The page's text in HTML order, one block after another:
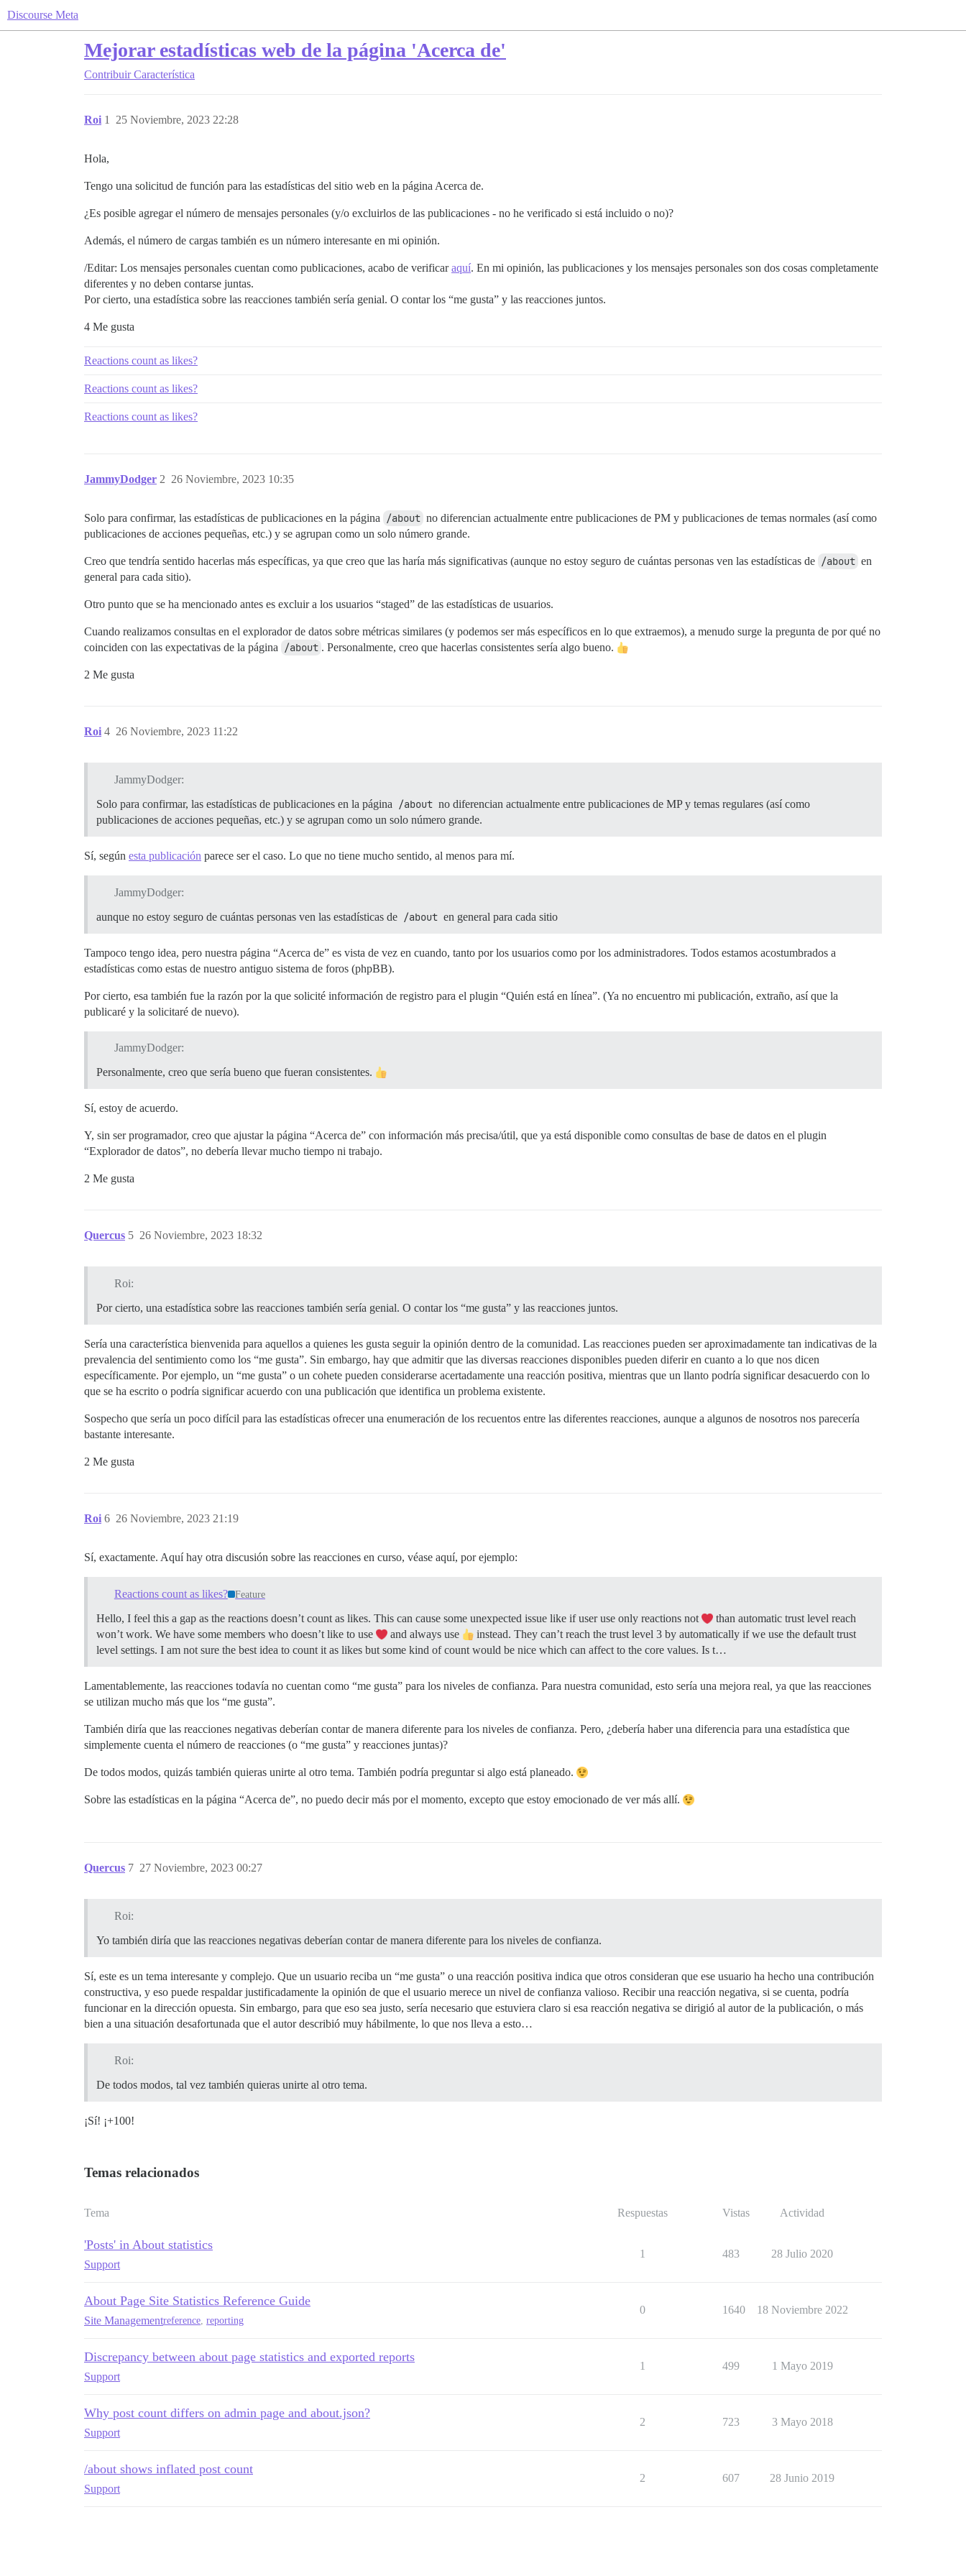
Discourse Meta
Mejorar estadísticas web de la página 'Acerca de'
Contribuir Característica
Roi 25 Noviembre, 2023 22:28
1
Hola,
Tengo una solicitud de función para las estadísticas del sitio web en la página Acerca de.
¿Es posible agregar el número de mensajes personales (y/o excluirlos de las publicaciones - no he verificado si está incluido o no)?
Además, el número de cargas también es un número interesante en mi opinión.
/Editar: Los mensajes personales cuentan como publicaciones, acabo de verificaraquí. En mi opinión, las publicaciones y los mensajes personales son dos cosas completamente
diferentes y no deben contarse juntas.
Por cierto, una estadística sobre las reacciones también sería genial. O contar los “me gusta” y las reacciones juntos.
4 Me gusta
Reactions count as likes?
Reactions count as likes?
Reactions count as likes?
JammyDodger 26 Noviembre, 2023 10:35
2
Solo para confirmar, las estadísticas de publicaciones en la página /about no diferencian actualmente entre publicaciones de PM y publicaciones de temas normales (así como
publicaciones de acciones pequeñas, etc.) y se agrupan como un solo número grande.
Creo que tendría sentido hacerlas más específicas, ya que creo que las haría más significativas (aunque no estoy seguro de cuántas personas ven las estadísticas de /about en
general para cada sitio).
Otro punto que se ha mencionado antes es excluir a los usuarios “staged” de las estadísticas de usuarios.
Cuando realizamos consultas en el explorador de datos sobre métricas similares (y podemos ser más específicos en lo que extraemos), a menudo surge la pregunta de por qué no
coinciden con las expectativas de la página
/about . Personalmente, creo que hacerlas consistentes sería algo bueno.
2 Me gusta
Roi 26 Noviembre, 2023 11:22
4
JammyDodger:
Solo para confirmar, las estadísticas de publicaciones en la página
/about no diferencian actualmente entre publicaciones de MP y temas regulares (así como
publicaciones de acciones pequeñas, etc.) y se agrupan como un solo número grande.
Sí, según esta publicación parece ser el caso. Lo que no tiene mucho sentido, al menos para mí.
JammyDodger:
aunque no estoy seguro de cuántas personas ven las estadísticas de /about en general para cada sitio
Tampoco tengo idea, pero nuestra página “Acerca de” es vista de vez en cuando, tanto por los usuarios como por los administradores. Todos estamos acostumbrados a
estadísticas como estas de nuestro antiguo sistema de foros (phpBB).
Por cierto, esa también fue la razón por la que solicité información de registro para el plugin “Quién está en línea”. (Ya no encuentro mi publicación, extraño, así que la
publicaré y la solicitaré de nuevo).
JammyDodger:
Personalmente, creo que sería bueno que fueran consistentes.
Sí, estoy de acuerdo.
Y, sin ser programador, creo que ajustar la página “Acerca de” con información más precisa/útil, que ya está disponible como consultas de base de datos en el plugin
“Explorador de datos”, no debería llevar mucho tiempo ni trabajo.
2 Me gusta
Quercus 26 Noviembre, 2023 18:32
5
Roi:
Por cierto, una estadística sobre las reacciones también sería genial. O contar los “me gusta” y las reacciones juntos.
Sería una característica bienvenida para aquellos a quienes les gusta seguir la opinión dentro de la comunidad. Las reacciones pueden ser aproximadamente tan indicativas de la
prevalencia del sentimiento como los “me gusta”. Sin embargo, hay que admitir que las diversas reacciones disponibles pueden diferir en cuanto a lo que nos dicen
específicamente. Por ejemplo, un “me gusta” o un cohete pueden considerarse acertadamente una reacción positiva, mientras que un llanto podría significar desacuerdo con lo
que se ha escrito o podría significar acuerdo con una publicación que identifica un problema existente.
Sospecho que sería un poco difícil para las estadísticas ofrecer una enumeración de los recuentos entre las diferentes reacciones, aunque a algunos de nosotros nos parecería
bastante interesante.
2 Me gusta
Roi 26 Noviembre, 2023 21:19
6
Sí, exactamente. Aquí hay otra discusión sobre las reacciones en curso, véase aquí, por ejemplo:
Reactions count as likes? Feature
Hello, I feel this a gap as the reactions doesn’t count as likes. This can cause some unexpected issue like if user use only reactions not
than automatic trust level reach
won’t work. We have some members who doesn’t like to use
and always use
instead. They can’t reach the trust level 3 by automatically if we use the default trust
level settings. I am not sure the best idea to count it as likes but some kind of count would be nice which can affect to the core values. Is t…
Lamentablemente, las reacciones todavía no cuentan como “me gusta” para los niveles de confianza. Para nuestra comunidad, esto sería una mejora real, ya que las reacciones
se utilizan mucho más que los “me gusta”.
También diría que las reacciones negativas deberían contar de manera diferente para los niveles de confianza. Pero, ¿debería haber una diferencia para una estadística que
simplemente cuenta el número de reacciones (o “me gusta” y reacciones juntas)?
De todos modos, quizás también quieras unirte al otro tema. También podría preguntar si algo está planeado.
Sobre las estadísticas en la página “Acerca de”, no puedo decir más por el momento, excepto que estoy emocionado de ver más allí.
Quercus 27 Noviembre, 2023 00:27
7
Roi:
Yo también diría que las reacciones negativas deberían contar de manera diferente para los niveles de confianza.
Sí, este es un tema interesante y complejo. Que un usuario reciba un “me gusta” o una reacción positiva indica que otros consideran que ese usuario ha hecho una contribución
constructiva, y eso puede respaldar justificadamente la opinión de que el usuario merece un nivel de confianza valioso. Recibir una reacción negativa, si se cuenta, podría
funcionar en la dirección opuesta. Sin embargo, para que eso sea justo, sería necesario que estuviera claro si esa reacción negativa se dirigió al autor de la publicación, o más
bien a una situación desafortunada que el autor describió muy hábilmente, lo que nos lleva a esto…
Roi:
De todos modos, tal vez también quieras unirte al otro tema.
¡Sí! ¡+100!
Temas relacionados
Tema Respuestas Vistas Actividad
'Posts' in About statistics
Support
1 483 28 Julio 2020
About Page Site Statistics Reference Guide
Site Managementreference, reporting
0 1640 18 Noviembre 2022
Discrepancy between about page statistics and exported reports
Support
1 499 1 Mayo 2019
Why post count differs on admin page and about.json?
Support
2 723 3 Mayo 2018
/about shows inflated post count
Support
2 607 28 Junio 2019